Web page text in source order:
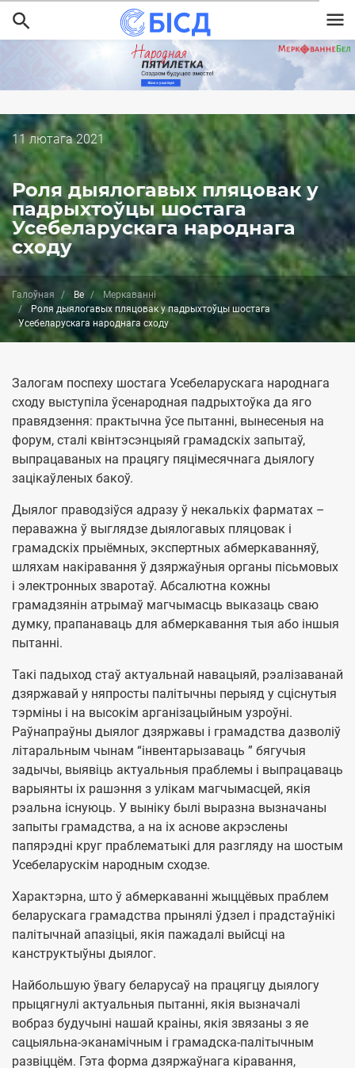
Перайсці
да
асноўнага
змесціва
Дата
публікацыі
11 лютага 2021
Роля дыялогавых пляцовак у
падрыхтоўцы шостага
Усебеларускага народнага
сходу
Галоўная Be
Меркаванні
Роля дыялогавых пляцовак у падрыхтоўцы шостага
Усебеларускага народнага сходу
Залогам поспеху шостага Усебеларускага народнага
сходу выступіла ўсенародная падрыхтоўка да яго
правядзення: практычна ўсе пытанні, вынесеныя на
форум, сталі квінтэсэнцыяй грамадскіх запытаў,
выпрацаваных на працягу пяцімесячнага дыялогу
зацікаўленых бакоў.
Дыялог праводзіўся адразу ў некалькіх фарматах –
пераважна ў выглядзе дыялогавых пляцовак і
грамадскіх прыёмных, экспертных абмеркаванняў,
шляхам накіравання ў дзяржаўныя органы пісьмовых
і электронных зваротаў. Абсалютна кожны
грамадзянін атрымаў магчымасць выказаць сваю
думку, прапанаваць для абмеркавання тыя або іншыя
пытанні.
Такі падыход стаў актуальнай навацыяй, рэалізаванай
дзяржавай у няпросты палітычны перыяд у сціснутыя
тэрміны і на высокім арганізацыйным узроўні.
Раўнапраўны дыялог дзяржавы і грамадства дазволіў
літаральным чынам “інвентарызаваць ” бягучыя
задычы, выявіць актуальныя праблемы і выпрацаваць
варыянты іх рашэння з улікам магчымасцей, якія
рэальна існуюць. У выніку былі выразна вызначаны
запыты грамадства, а на іх аснове акрэслены
папярэдні круг праблематыкі для разгляду на шостым
Усебеларускім народным сходзе.
Характэрна, што ў абмеркаванні жыццёвых праблем
беларускага грамадства прынялі ўдзел і прадстаўнікі
палітычнай апазіцыі, якія пажадалі выйсці на
канструктыўны дыялог.
Найбольшую ўвагу беларусаў на працягцу дыялогу
прыцягнулі актуальныя пытанні, якія вызначалі
вобраз будучыні нашай краіны, якія звязаны з яе
сацыяльна-эканамічным і грамадска-палітычным
развіццём. Гэта форма дзяржаўнага кіравання,